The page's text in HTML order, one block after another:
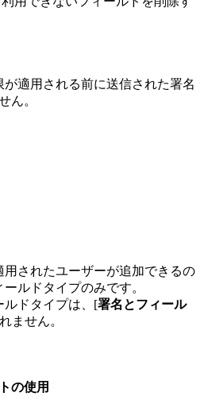
適用される前に送信された署名
ん。
用されたユーザーが追加できるの
ルドタイプのみです。
ルドタイプは、[署名とフィール
ません。
の使用